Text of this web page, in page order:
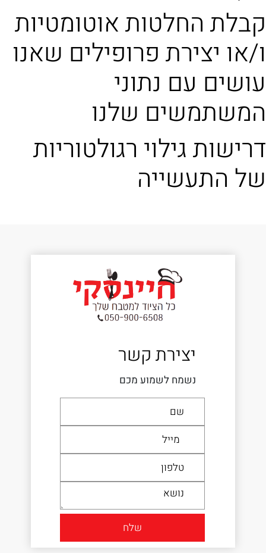
קבלת החלטות אוטומטיות
ו/או יצירת פרופילים שאנו
עושים עם נתוני
המשתמשים שלנו
דרישות גילוי רגולטוריות
של התעשייה
יצירת קשר
נשמח לשמוע מכם